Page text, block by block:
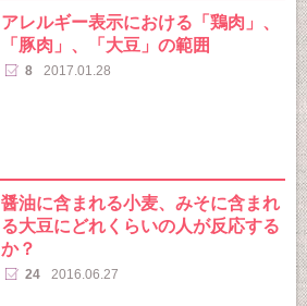
アレルギー表示における「鶏肉」、
「豚肉」、「大豆」の範囲
8 2017.01.28
醤油に含まれる小麦、みそに含まれ
る大豆にどれくらいの人が反応する
か？
24 2016.06.27